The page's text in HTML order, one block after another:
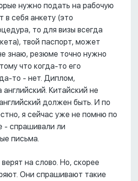
нужно подать на рабочую
в себя анкету (это
то для визы всегда
твой паспорт, может
знаю, резюме точно нужно
что когда-то его
то - нет. Диплом,
Китайский не
должен быть. И по
я сейчас уже не помню по
- спрашивали ли
письма.
на слово. Но, скорее
Они спрашивают такие